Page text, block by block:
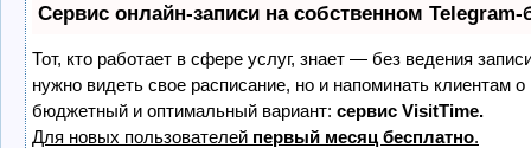
Сервис онлайн-записи на собственном Telegram-
Тот, кто работает в сфере услуг, знает — без ведения
нужно видеть свое расписание, но и напоминать клиентам
бюджетный и оптимальный вариант: сервис VisitTime.
Для новых пользователей первый месяц бесплатно.